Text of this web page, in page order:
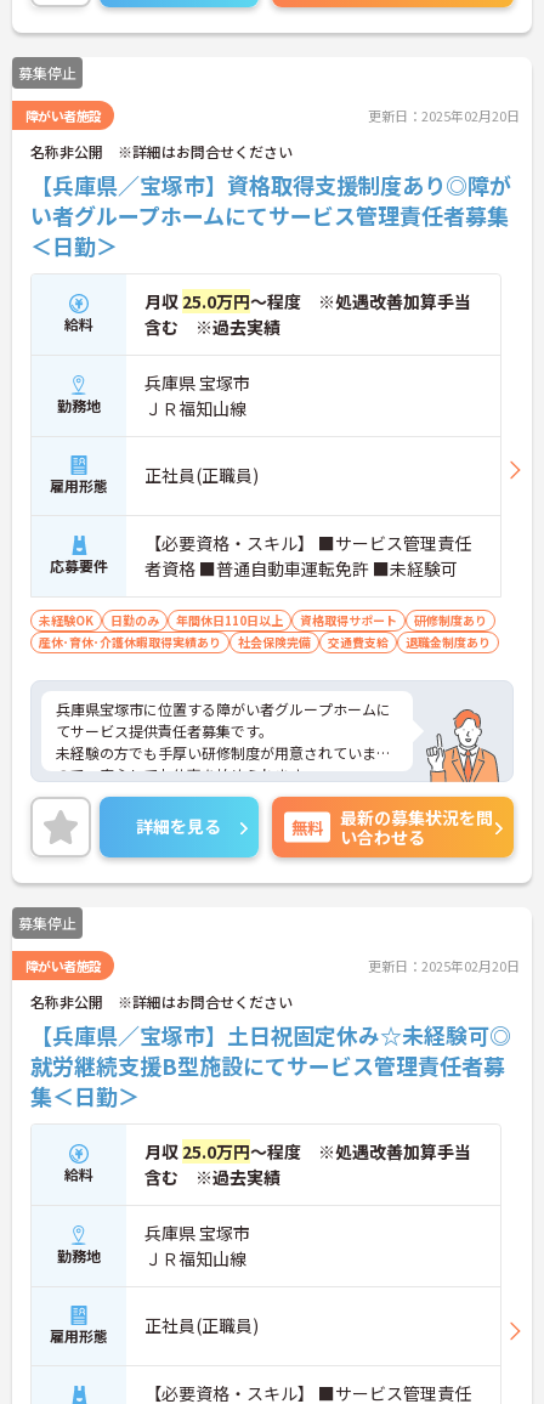
募集停止
障がい者施設 更新日：2025年02月20日
名称非公開 ※詳細はお問合せください
【兵庫県／宝塚市】資格取得支援制度あり◎障が
い者グループホームにてサービス管理責任者募集
＜日勤＞
給料
月収 25.0万円～程度 ※処遇改善加算手当
含む ※過去実績
勤務地
兵庫県 宝塚市
ＪＲ福知山線
雇用形態 正社員(正職員)
応募要件
【必要資格・スキル】 ■サービス管理責任
者資格 ■普通自動車運転免許 ■未経験可
未経験OK 日勤のみ 年間休日110日以上 資格取得サポート
研修制度あり
産休･育休･介護休暇取得実績あり
社会保険完備 交通費支給 退職金制度あり
兵庫県宝塚市に位置する障がい者グループホームに
てサービス提供責任者募集です。
未経験の方でも手厚い研修制度が用意されています
ので、安心してお仕事を始められます。
ご興味のある方には、面接対策ポイントなど、さら
に詳細をお話いたしますので、お気軽にご相談くだ
さい。
詳細を見る 無料
最新の募集状況を問
い合わせる
募集停止
障がい者施設 更新日：2025年02月20日
名称非公開 ※詳細はお問合せください
【兵庫県／宝塚市】土日祝固定休み☆未経験可◎
就労継続支援B型施設にてサービス管理責任者募
集＜日勤＞
給料
月収 25.0万円～程度 ※処遇改善加算手当
含む ※過去実績
勤務地
兵庫県 宝塚市
ＪＲ福知山線
雇用形態 正社員(正職員)
【必要資格・スキル】 ■サービス管理責任